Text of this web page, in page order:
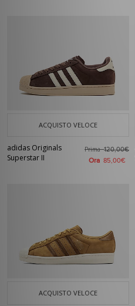
ACQUISTO VELOCE
adidas Originals
Superstar II
Prima120,00€
Ora 85,00€
ACQUISTO VELOCE